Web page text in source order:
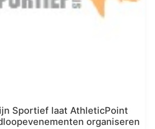
Sportief laat AthleticPoint
organiseren